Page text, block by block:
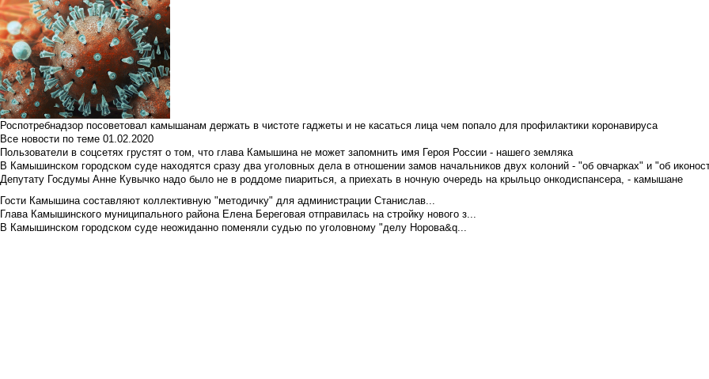
Роспотребнадзор посоветовал камышанам держать в чистоте гаджеты и не касаться лица чем попало для профилактики коронавируса
Все новости по теме 01.02.2020
Пользователи в соцсетях грустят о том, что глава Камышина не может запомнить имя Героя России - нашего земляка
В Камышинском городском суде находятся сразу два уголовных дела в отношении замов начальников двух колоний - "об овчарках" и "об
Депутату Госдумы Анне Кувычко надо было не в роддоме пиариться, а приехать в ночную очередь на крыльцо онкодиспансера, - камышане
Гости Камышина составляют коллективную "методичку" для администрации Станислав...
Глава Камышинского муниципального района Елена Береговая отправилась на стройку нового з...
В Камышинском городском суде неожиданно поменяли судью по уголовному "делу Норова&q...